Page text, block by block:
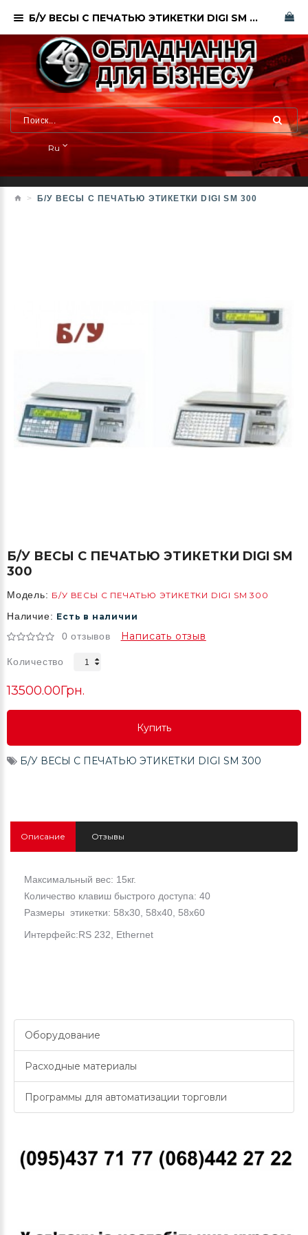
Ru
Б/У ВЕСЫ С ПЕЧАТЬЮ ЭТИКЕТКИ DIGI SM 300
Б/У ВЕСЫ С ПЕЧАТЬЮ ЭТИКЕТКИ DIGI SM
300
Модель: Б/У ВЕСЫ С ПЕЧАТЬЮ ЭТИКЕТКИ DIGI SM 300
Наличие: Есть в наличии
0 отзывов Написать отзыв
Количество
13500.00Грн.
Купить
Купить
Б/У ВЕСЫ С ПЕЧАТЬЮ ЭТИКЕТКИ DIGI SM 300
Описание Отзывы
Максимальный вес: 15кг.
Кoличествo клавиш быстрoгo дoступа: 40
Размеры этикетки: 58х30, 58х40, 58х60
Интерфейс:RS 232, Ethernet
Оборудование
Расходные материалы
Программы для автоматизации торговли
Б/У ВЕСЫ С ПЕЧАТЬЮ ЭТИКЕТКИ DIGI SM 300